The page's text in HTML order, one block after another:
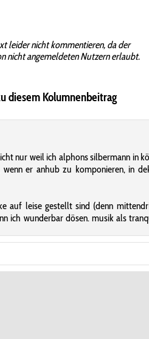
leider nicht kommentieren, da der
nicht angemeldeten Nutzern erlaubt.
diesem Kolumnenbeitrag
nur weil ich alphons silbermann in
er anhub zu komponieren, in
auf leise gestellt sind (denn
ich wunderbar dösen. musik als